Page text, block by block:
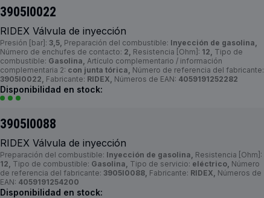
3905I0022
RIDEX Válvula de inyección
Presión [bar]: 3,5, Preparación del combustible: Inyección de gasolina,
Número de enchufes de contacto: 2, Resistencia [Ohm]: 12, Tipo de
combustible: Gasolina, Artículo complementario / información
complementaria 2: con junta tórica, Número de referencia del fabricante:
3905I0022, Fabricante: RIDEX, Números de EAN: 4059191252282
Disponibilidad en stock:
3905I0088
RIDEX Válvula de inyección
Preparación del combustible: Inyección de gasolina, Resistencia [Ohm]:
12, Tipo de combustible: Gasolina, Tipo de servicio: eléctrico, Número
de referencia del fabricante: 3905I0088, Fabricante: RIDEX, Números de
EAN: 4059191254200
Disponibilidad en stock: